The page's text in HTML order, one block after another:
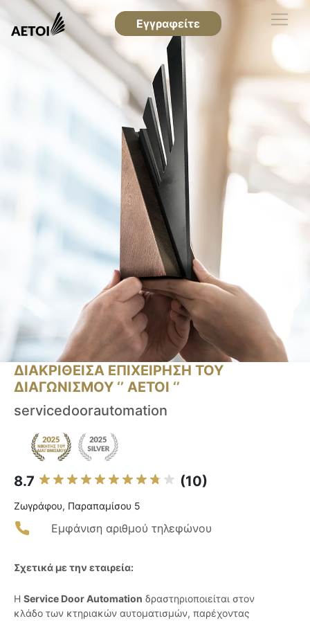
Εγγραφείτε
ΔΙΑΚΡΙΘΕΙΣΑ ΕΠΙΧΕΙΡΗΣΗ ΤΟΥ
ΔΙΑΓΩΝΙΣΜΟΥ ‘’ ΑΕΤΟΙ ‘’
servicedoorautomation
8.7 (10)
Ζωγράφου, Παραπαμίσου 5
Εμφάνιση αριθμού τηλεφώνου
Σχετικά με την εταιρεία:
Η Service Door Automation δραστηριοποιείται στον
κλάδο των κτηριακών αυτοματισμών, παρέχοντας